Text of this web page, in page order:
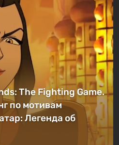
The Fighting Game.
по мотивам
Легенда об